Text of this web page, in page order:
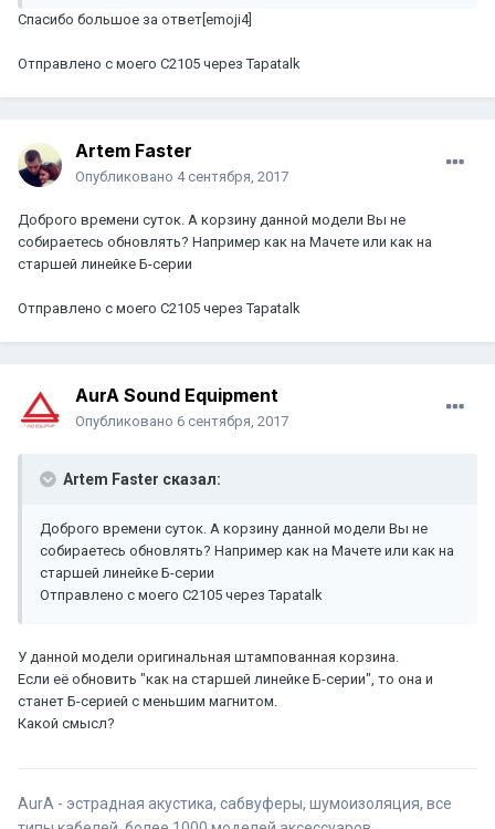
Спасибо большое за ответ[emoji4]
Отправлено с моего C2105 через Tapatalk
Artem Faster
Опубликовано 4 сентября, 2017
Доброго времени суток. А корзину данной модели Вы не
собираетесь обновлять? Например как на Мачете или как на
старшей линейке Б-серии
Отправлено с моего C2105 через Tapatalk
AurA Sound Equipment
Опубликовано 6 сентября, 2017
Artem Faster сказал:
Доброго времени суток. А корзину данной модели Вы не
собираетесь обновлять? Например как на Мачете или как на
старшей линейке Б-серии
Отправлено с моего C2105 через Tapatalk
У данной модели оригинальная штампованная корзина.
Если её обновить "как на старшей линейке Б-серии", то она и
станет Б-серией с меньшим магнитом.
Какой смысл?
AurA - эстрадная акустика, сабвуферы, шумоизоляция, все